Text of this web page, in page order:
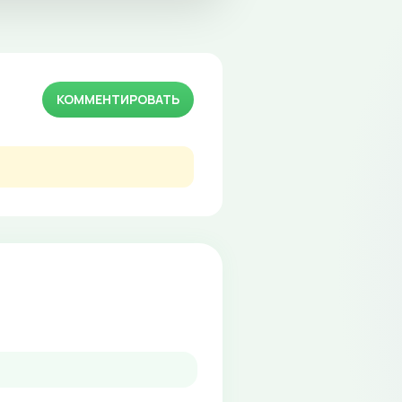
КОММЕНТИРОВАТЬ